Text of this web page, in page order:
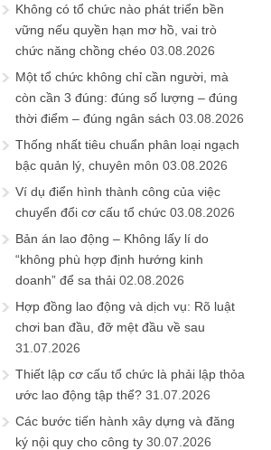
Không có tổ chức nào phát triển bền
vững nếu quyền hạn mơ hồ, vai trò
chức năng chồng chéo 03.08.2026
Một tổ chức không chỉ cần người, mà
còn cần 3 đúng: đúng số lượng – đúng
thời điểm – đúng ngân sách 03.08.2026
Thống nhất tiêu chuẩn phân loại ngạch
bậc quản lý, chuyên môn 03.08.2026
Ví dụ điển hình thành công của việc
chuyển đổi cơ cấu tổ chức 03.08.2026
Bản án lao động – Không lấy lí do
“không phù hợp định hướng kinh
doanh” để sa thải 02.08.2026
Hợp đồng lao động và dịch vụ: Rõ luật
chơi ban đầu, đỡ mệt đầu về sau
31.07.2026
Thiết lập cơ cấu tổ chức là phải lập thỏa
ước lao động tập thể? 31.07.2026
Các bước tiến hành xây dựng và đăng
ký nội quy cho công ty 30.07.2026